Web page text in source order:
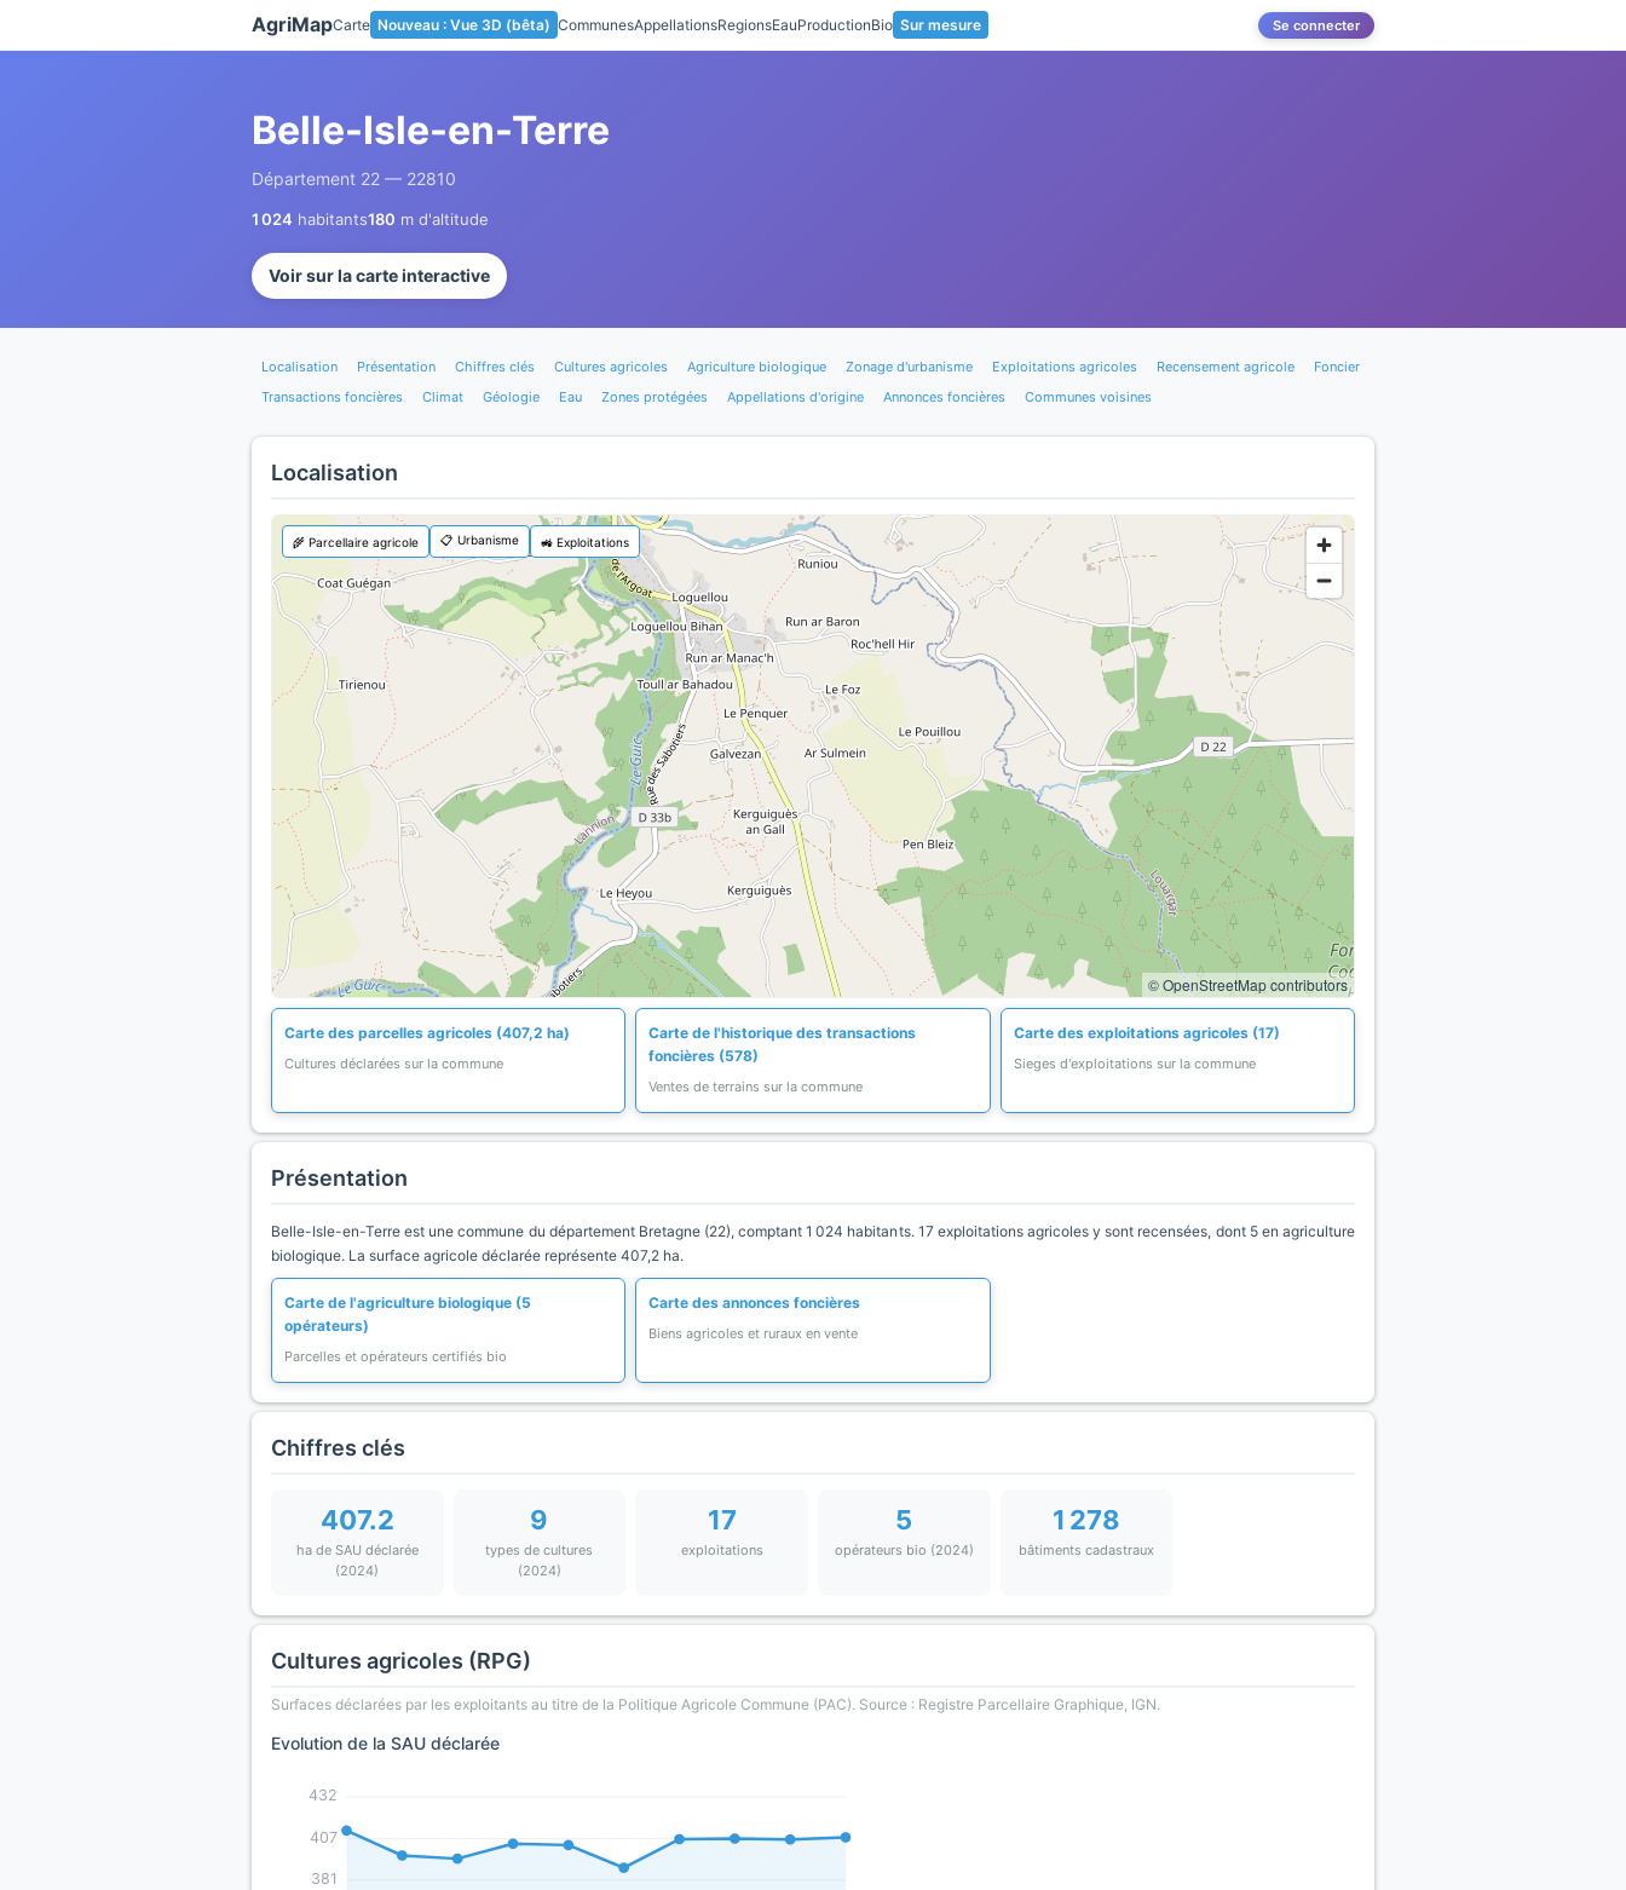
AgriMapCarte Nouveau : Vue 3D (bêta) CommunesAppellationsRegionsEauProductionBio Sur mesure Se connecter
Belle-Isle-en-Terre
Département 22 — 22810
1 024 habitants180 m d'altitude
Voir sur la carte interactive
Localisation Présentation Chiffres clés Cultures agricoles Agriculture biologique Zonage d'urbanisme Exploitations agricoles Recensement agricole
Foncier
Transactions foncières
Climat Géologie Eau Zones protégées Appellations d'origine Annonces foncières Communes voisines
Localisation
© OpenStreetMap contributors
🌾 Parcellaire agricole 📋 Urbanisme 🚜 Exploitations
Carte des parcelles agricoles (407,2 ha)
Cultures déclarées sur la commune
Carte de l'historique des transactions
foncières (578)
Ventes de terrains sur la commune
Carte des exploitations agricoles (17)
Sieges d'exploitations sur la commune
Présentation
Belle-Isle-en-Terre est une commune du département Bretagne (22), comptant 1 024 habitants. 17 exploitations agricoles y sont recensées, dont 5 en agriculture
biologique. La surface agricole déclarée représente 407,2 ha.
Carte de l'agriculture biologique (5
opérateurs)
Parcelles et opérateurs certifiés bio
Carte des annonces foncières
Biens agricoles et ruraux en vente
Chiffres clés
407.2
ha de SAU déclarée
(2024)
9
types de cultures
(2024)
17
exploitations
5
opérateurs bio (2024)
1 278
bâtiments cadastraux
Cultures agricoles (RPG)
Surfaces déclarées par les exploitants au titre de la Politique Agricole Commune (PAC). Source : Registre Parcellaire Graphique, IGN.
Evolution de la SAU déclarée
381
407
432
Panneau de gestion des cookies